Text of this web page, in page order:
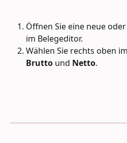
Öffnen Sie eine neue
im Belegeditor.
Wählen Sie rechts oben
Brutto und Netto.